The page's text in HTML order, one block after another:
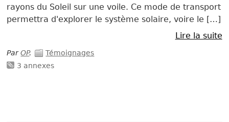
rayons du Soleil sur une voile. Ce mode de transport
permettra d'explorer le système solaire, voire le […]
Lire la suite
ParOP.
Témoignages
3 annexes